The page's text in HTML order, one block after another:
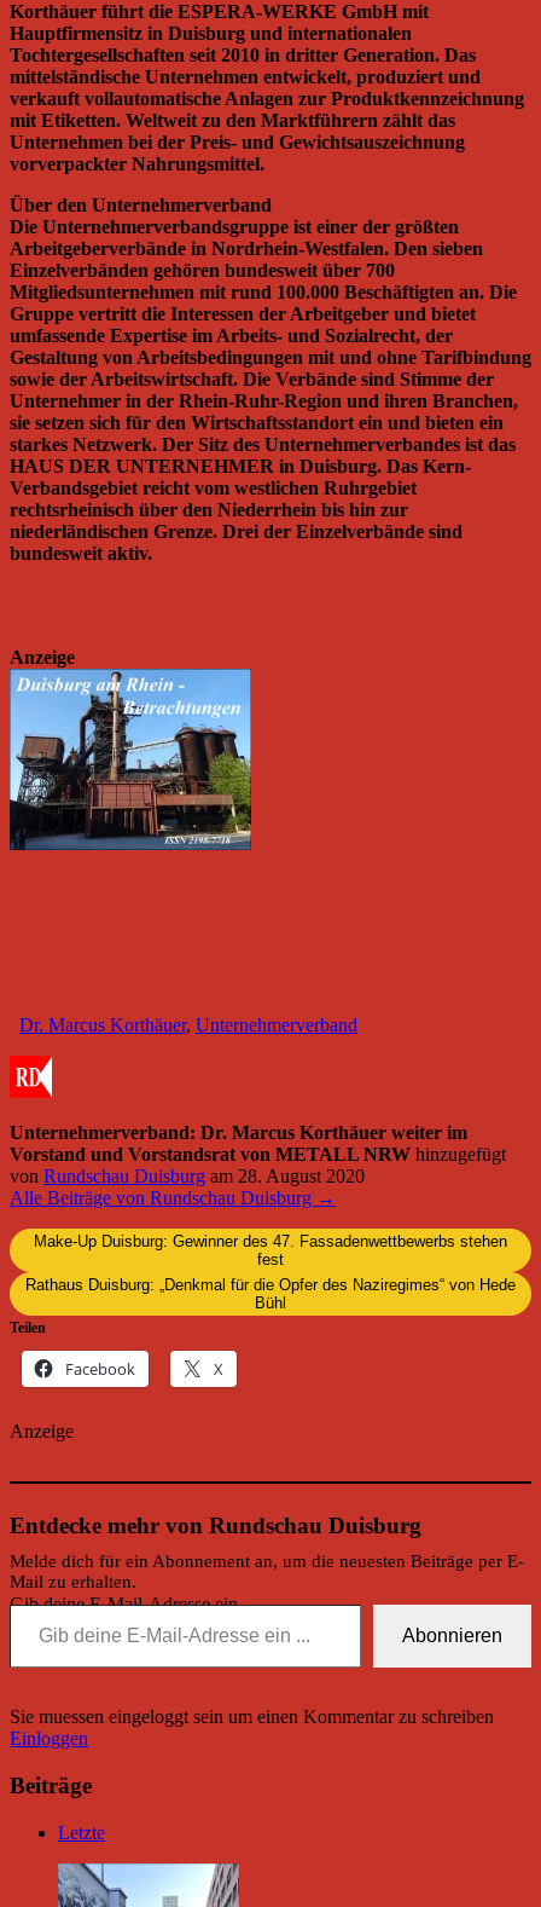
Korthäuer führt die ESPERA-WERKE GmbH mit
Hauptfirmensitz in Duisburg und internationalen
Tochtergesellschaften seit 2010 in dritter Generation. Das
mittelständische Unternehmen entwickelt, produziert und
verkauft vollautomatische Anlagen zur Produktkennzeichnung
mit Etiketten. Weltweit zu den Marktführern zählt das
Unternehmen bei der Preis- und Gewichtsauszeichnung
vorverpackter Nahrungsmittel.
Über den Unternehmerverband
Die Unternehmerverbandsgruppe ist einer der größten
Arbeitgeberverbände in Nordrhein-Westfalen. Den sieben
Einzelverbänden gehören bundesweit über 700
Mitgliedsunternehmen mit rund 100.000 Beschäftigten an. Die
Gruppe vertritt die Interessen der Arbeitgeber und bietet
umfassende Expertise im Arbeits- und Sozialrecht, der
Gestaltung von Arbeitsbedingungen mit und ohne Tarifbindung
sowie der Arbeitswirtschaft. Die Verbände sind Stimme der
Unternehmer in der Rhein-Ruhr-Region und ihren Branchen,
sie setzen sich für den Wirtschaftsstandort ein und bieten ein
starkes Netzwerk. Der Sitz des Unternehmerverbandes ist das
HAUS DER UNTERNEHMER in Duisburg. Das Kern-
Verbandsgebiet reicht vom westlichen Ruhrgebiet
rechtsrheinisch über den Niederrhein bis hin zur
niederländischen Grenze. Drei der Einzelverbände sind
bundesweit aktiv.
Anzeige
Dr. Marcus Korthäuer, Unternehmerverband
Unternehmerverband: Dr. Marcus Korthäuer weiter im
Vorstand und Vorstandsrat von METALL NRW hinzugefügt
von Rundschau Duisburg am 28. August 2020
Alle Beiträge von Rundschau Duisburg →
Make-Up Duisburg: Gewinner des 47. Fassadenwettbewerbs stehen
fest
Rathaus Duisburg: „Denkmal für die Opfer des Naziregimes“ von Hede
Bühl
Teilen
Facebook X
Anzeige
Entdecke mehr von Rundschau Duisburg
Melde dich für ein Abonnement an, um die neuesten Beiträge per E-
Mail zu erhalten.
Gib deine E-Mail-Adresse ein ...
Abonnieren
Sie muessen eingeloggt sein um einen Kommentar zu schreiben
Einloggen
Beiträge
Letzte